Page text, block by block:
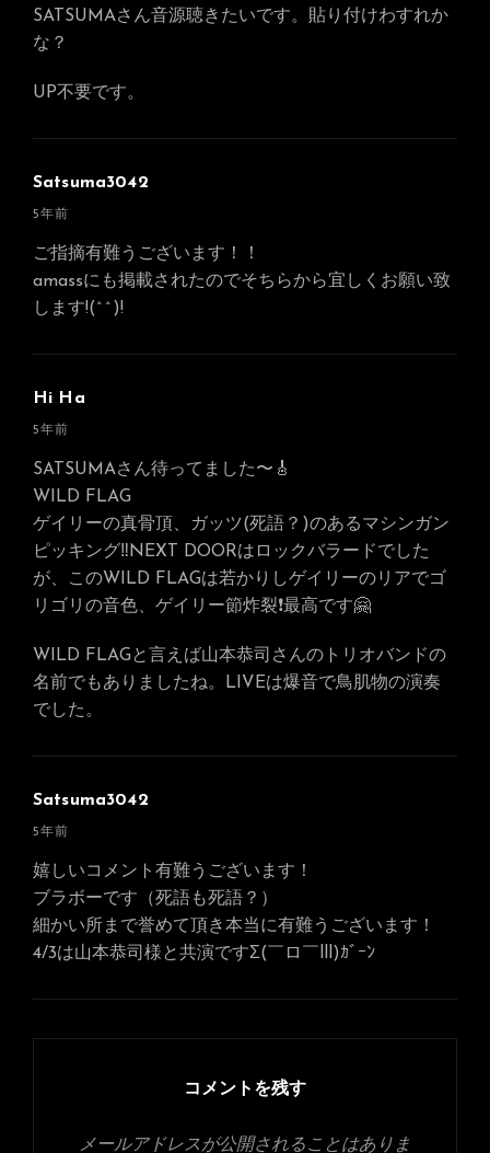
の
発
言:
SATSUMAさん音源聴きたいです。貼り付けわすれか
な？
UP不要です。
Satsuma3042
さ
の
発
言:
5年前
ご指摘有難うございます！！
amassにも掲載されたのでそちらから宜しくお願い致
します!(^^)!
Hi Ha
さ
の
発
言:
5年前
SATSUMAさん待ってました〜🎸
WILD FLAG
ゲイリーの真骨頂、ガッツ(死語？)のあるマシンガン
ピッキング‼️NEXT DOORはロックバラードでした
が、このWILD FLAGは若かりしゲイリーのリアでゴ
リゴリの音色、ゲイリー節炸裂❗️最高です🤗
WILD FLAGと言えば山本恭司さんのトリオバンドの
名前でもありましたね。LIVEは爆音で鳥肌物の演奏
でした。
Satsuma3042
さ
の
発
言:
5年前
嬉しいコメント有難うございます！
ブラボーです（死語も死語？）
細かい所まで誉めて頂き本当に有難うございます！
4/3は山本恭司様と共演ですΣ(￣ロ￣lll)ｶﾞｰﾝ
コメントを残す
メールアドレスが公開されることはありま